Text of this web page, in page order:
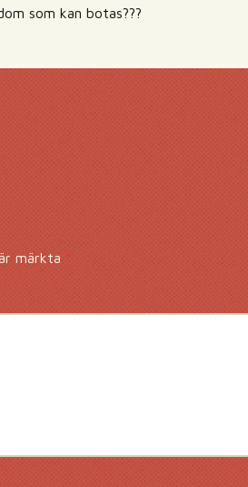
som kan botas???
märkta *